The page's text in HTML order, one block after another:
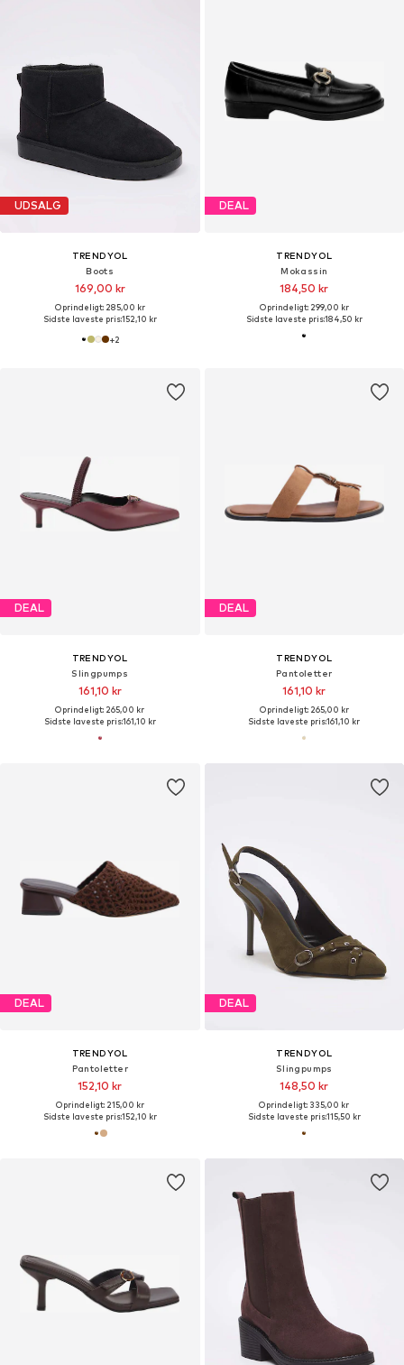
UDSALG
TRENDYOL
Boots
169,00 kr
Oprindeligt: 285,00 kr
Sidste laveste pris:152,10 kr
+2
DEAL
TRENDYOL
Mokassin
184,50 kr
Oprindeligt: 299,00 kr
Sidste laveste pris:184,50 kr
DEAL
TRENDYOL
Slingpumps
161,10 kr
Oprindeligt: 265,00 kr
Sidste laveste pris:161,10 kr
DEAL
TRENDYOL
Pantoletter
161,10 kr
Oprindeligt: 265,00 kr
Sidste laveste pris:161,10 kr
DEAL
TRENDYOL
Pantoletter
152,10 kr
Oprindeligt: 215,00 kr
Sidste laveste pris:152,10 kr
DEAL
TRENDYOL
Slingpumps
148,50 kr
Oprindeligt: 335,00 kr
Sidste laveste pris:115,50 kr